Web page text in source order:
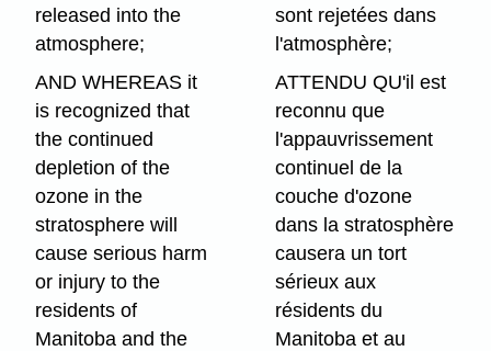
released into the
atmosphere;
AND WHEREAS it
is recognized that
the continued
depletion of the
ozone in the
stratosphere will
cause serious harm
or injury to the
residents of
Manitoba and the
sont rejetées dans
l'atmosphère;
ATTENDU QU'il est
reconnu que
l'appauvrissement
continuel de la
couche d'ozone
dans la stratosphère
causera un tort
sérieux aux
résidents du
Manitoba et au